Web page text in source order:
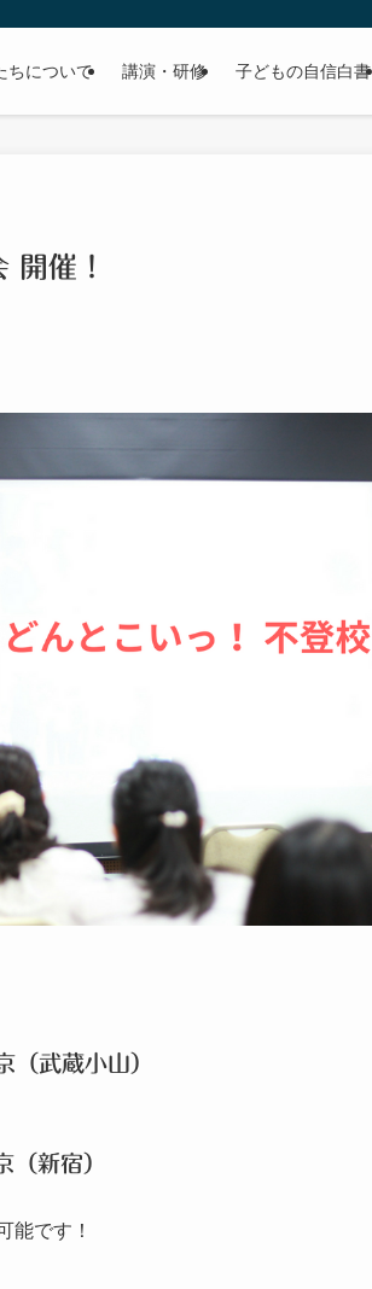
ちについて 講演・研修 子どもの自信白書
開催！
武蔵小山）
宿）
能です！